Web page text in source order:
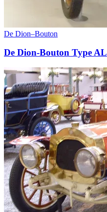
De Dion–Bouton
De Dion-Bouton Type AL